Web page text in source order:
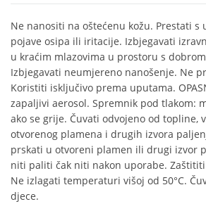
Ne nanositi na oštećenu kožu. Prestati s
pojave osipa ili iritacije. Izbjegavati
u kraćim mlazovima u prostoru s
Izbjegavati neumjereno nanošenje. Ne
Koristiti isključivo prema uputama.
zapaljivi aerosol. Spremnik pod tlakom:
ako se grije. Čuvati odvojeno od topline,
otvorenog plamena i drugih izvora
prskati u otvoreni plamen ili drugi izvor
niti paliti čak niti nakon uporabe.
Ne izlagati temperaturi višoj od 50°C.
djece.